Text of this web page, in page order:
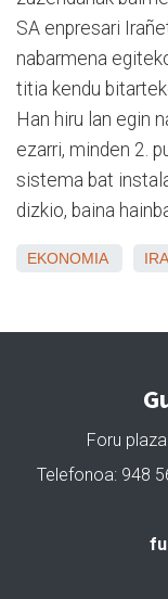
SA enpresari
nabarmena
titia kendu
Han hiru lan egin
ezarri, minden 2.
sistema bat
dizkio, baina
EKONOMIA
Foru
Telefonoa: 948